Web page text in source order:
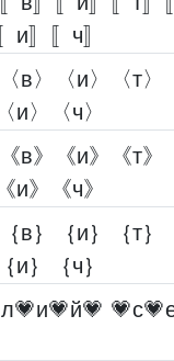
и〛〚ч〛
в〉〈и〉〈т〉
и〉〈ч〉
в》《и》《т》
и》《ч》
в｝｛и｝｛т｝
и｝｛ч｝